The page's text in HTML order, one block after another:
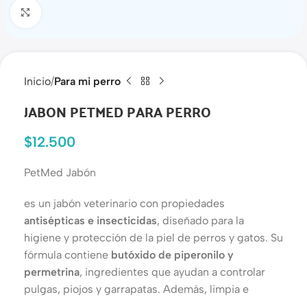
Inicio Para mi perro
JABON PETMED PARA PERRO
$12.500
PetMed Jabón
es un jabón veterinario con propiedades
antisépticas e insecticidas, diseñado para la
higiene y protección de la piel de perros y gatos. Su
fórmula contiene butóxido de piperonilo y
permetrina, ingredientes que ayudan a controlar
pulgas, piojos y garrapatas. Además, limpia e